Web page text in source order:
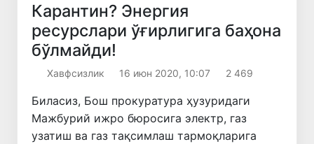
Карантин? Энергия
ресурслари ўғирлигига баҳона
бўлмайди!
Хавфсизлик 16 июн 2020, 10:07 2 469
Биласиз, Бош прокуратура ҳузуридаги
Мажбурий ижро бюросига электр, газ
узатиш ва газ тақсимлаш тармоқларига